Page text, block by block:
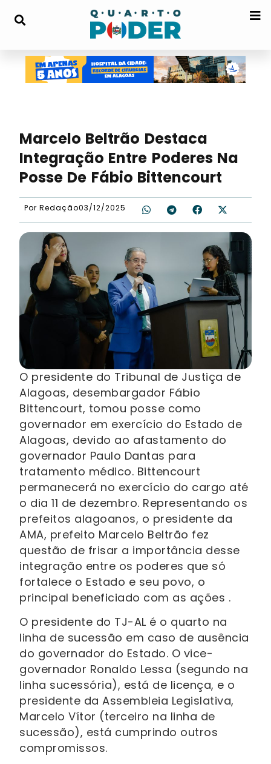
Marcelo Beltrão Destaca
Integração Entre Poderes Na
Posse De Fábio Bittencourt
Por Redação03/12/2025
O presidente do Tribunal de Justiça de
Alagoas, desembargador Fábio
Bittencourt, tomou posse como
governador em exercício do Estado de
Alagoas, devido ao afastamento do
governador Paulo Dantas para
tratamento médico. Bittencourt
permanecerá no exercício do cargo até
o dia 11 de dezembro. Representando os
prefeitos alagoanos, o presidente da
AMA, prefeito Marcelo Beltrão fez
questão de frisar a importância desse
integração entre os poderes que só
fortalece o Estado e seu povo, o
principal beneficiado com as ações .
O presidente do TJ-AL é o quarto na
linha de sucessão em caso de ausência
do governador do Estado. O vice-
governador Ronaldo Lessa (segundo na
linha sucessória), está de licença, e o
presidente da Assembleia Legislativa,
Marcelo Vítor (terceiro na linha de
sucessão), está cumprindo outros
compromissos.